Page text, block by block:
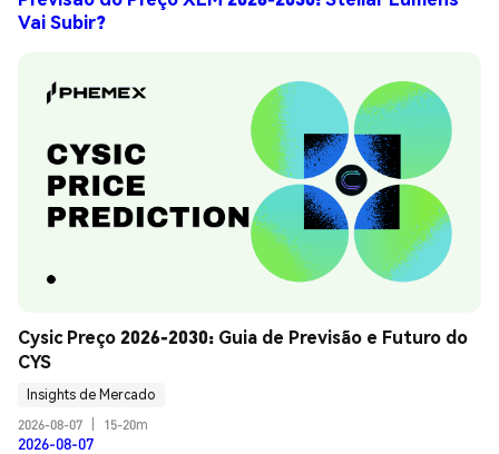
Vai Subir?
Cysic Preço 2026-2030: Guia de Previsão e Futuro do
CYS
Insights de Mercado
2026-08-07
15-20m
2026-08-07